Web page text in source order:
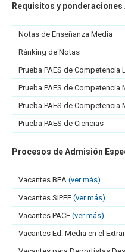
Requisitos y ponderaciones
Notas de Enseñanza Media
Ránking de Notas
Prueba PAES de Competencia
Prueba PAES de Competencia
Prueba PAES de Competencia
Prueba PAES de Ciencias
Procesos de Admisión
Vacantes BEA (ver más)
Vacantes SIPEE (ver más)
Vacantes PACE (ver más)
Vacantes Ed. Media en el